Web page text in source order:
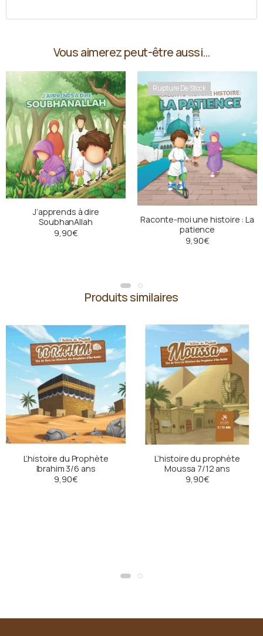
Vous aimerez peut-être aussi…
J’apprends à dire
SoubhanAllah
9,90€
Rupture De Stock
Raconte-moi une histoire : La
patience
9,90€
Produits similaires
L’histoire du Prophète
Ibrahim 3/6 ans
9,90€
L’histoire du prophète
Moussa 7/12 ans
9,90€